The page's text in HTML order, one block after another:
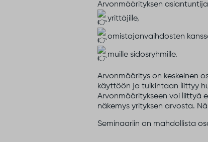
Arvonmäärityksen
yrittäjille,
omistajanvaihdosten
muille sidosryhmille.
Arvonmääritys on keskeinen
käyttöön ja tulkintaan liittyy
Arvonmääritykseen voi liittyä
näkemys yrityksen arvosta.
Seminaariin on mahdollista